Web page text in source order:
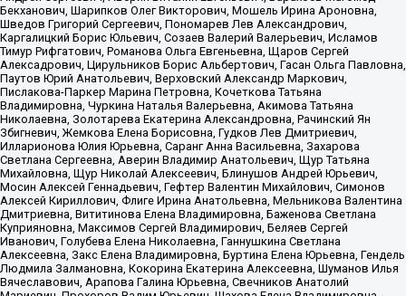
Бекханович, Шарипков Олег Викторович, Мошель Ирина Ароновна,
Шведов Григорий Сергеевич, Пономарев Лев Александрович,
Каргалицкий Борис Юльевич, Созаев Валерий Валерьевич, Исламов
Тимур Рифгатович, Романова Ольга Евгеньевна, Щаров Сергей
Алексадрович, Цирульников Борис Альбертович, Гасан Ольга Павловна,
Паутов Юрий Анатольевич, Верховский Александр Маркович,
Пислакова-Паркер Марина Петровна, Кочеткова Татьяна
Владимировна, Чуркина Наталья Валерьевна, Акимова Татьяна
Николаевна, Золотарева Екатерина Александровна, Рачинский Ян
Збигневич, Жемкова Елена Борисовна, Гудков Лев Дмитриевич,
Илларионова Юлия Юрьевна, Саранг Анна Васильевна, Захарова
Светлана Сергеевна, Аверин Владимир Анатольевич, Щур Татьяна
Михайловна, Щур Николай Алексеевич, Блинушов Андрей Юрьевич,
Мосин Алексей Геннадьевич, Гефтер Валентин Михайлович, Симонов
Алексей Кириллович, Флиге Ирина Анатольевна, Мельникова Валентина
Дмитриевна, Вититинова Елена Владимировна, Баженова Светлана
Куприяновна, Максимов Сергей Владимирович, Беляев Сергей
Иванович, Голубева Елена Николаевна, Ганнушкина Светлана
Алексеевна, Закс Елена Владимировна, Буртина Елена Юрьевна, Гендель
Людмила Залмановна, Кокорина Екатерина Алексеевна, Шуманов Илья
Вячеславович, Арапова Галина Юрьевна, Свечников Анатолий